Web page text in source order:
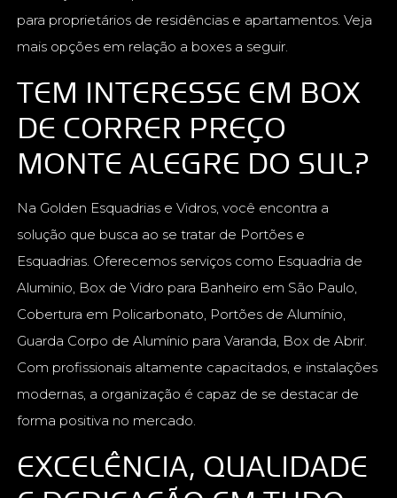
para proprietários de residências e apartamentos. Veja
mais opções em relação a boxes a seguir.
TEM INTERESSE EM BOX
DE CORRER PREÇO
MONTE ALEGRE DO SUL?
Na Golden Esquadrias e Vidros, você encontra a
solução que busca ao se tratar de Portões e
Esquadrias. Oferecemos serviços como Esquadria de
Aluminio, Box de Vidro para Banheiro em São Paulo,
Cobertura em Policarbonato, Portões de Alumínio,
Guarda Corpo de Alumínio para Varanda, Box de Abrir.
Com profissionais altamente capacitados, e instalações
modernas, a organização é capaz de se destacar de
forma positiva no mercado.
EXCELÊNCIA, QUALIDADE